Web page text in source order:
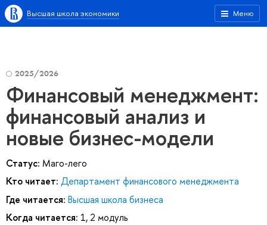
Меню
Высшая школа экономики
2025/2026
Финансовый менеджмент:
финансовый анализ и
новые бизнес-модели
Статус: Маго-лего
Кто читает: Департамент финансового менеджмента
Где читается: Высшая школа бизнеса
Когда читается: 1, 2 модуль